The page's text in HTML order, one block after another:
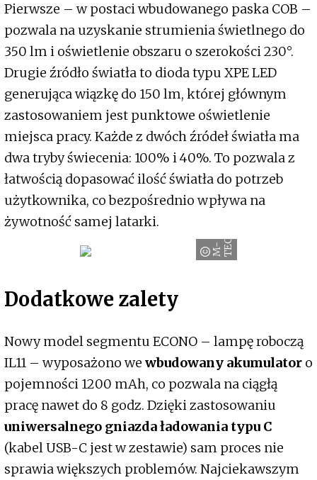
Pierwsze – w postaci wbudowanego paska COB –
pozwala na uzyskanie strumienia świetlnego do
350 lm i oświetlenie obszaru o szerokości 230°.
Drugie źródło światła to dioda typu XPE LED
generująca wiązkę do 150 lm, której głównym
zastosowaniem jest punktowe oświetlenie
miejsca pracy. Każde z dwóch źródeł światła ma
dwa tryby świecenia: 100% i 40%. To pozwala z
łatwością dopasować ilość światła do potrzeb
użytkownika, co bezpośrednio wpływa na
żywotność samej latarki.
M
-
T
E
CH
Dodatkowe zalety
Nowy model segmentu ECONO – lampę roboczą
IL11 – wyposażono we wbudowany akumulator o
pojemności 1200 mAh, co pozwala na ciągłą
pracę nawet do 8 godz. Dzięki zastosowaniu
uniwersalnego gniazda ładowania typu C
(kabel USB-C jest w zestawie) sam proces nie
sprawia większych problemów. Najciekawszym